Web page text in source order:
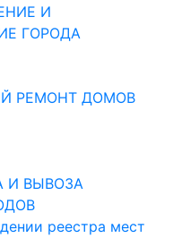
И
ГОРОДА
РЕМОНТ ДОМОВ
И ВЫВОЗА
реестра мест